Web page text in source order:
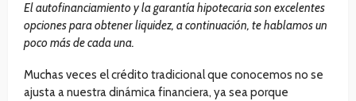
El autofinanciamiento y la garantía hipotecaria son excelentes
opciones para obtener liquidez, a continuación, te hablamos un
poco más de cada una.
Muchas veces el crédito tradicional que conocemos no se
ajusta a nuestra dinámica financiera, ya sea porque